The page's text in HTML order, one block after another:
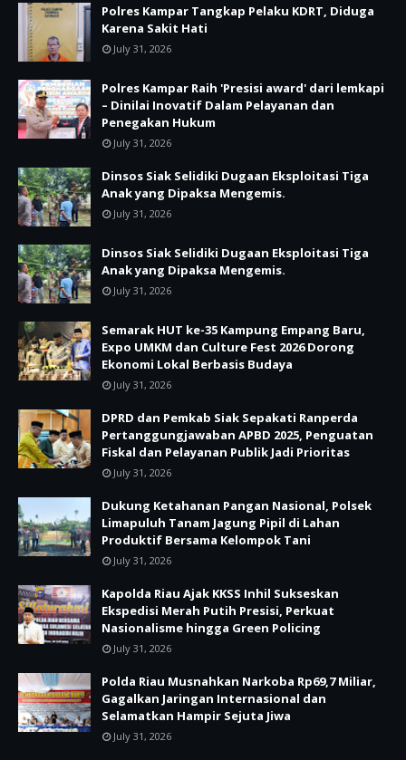
Polres Kampar Tangkap Pelaku KDRT, Diduga
Karena Sakit Hati
July 31, 2026
Polres Kampar Raih 'Presisi award' dari lemkapi
– Dinilai Inovatif Dalam Pelayanan dan
Penegakan Hukum
July 31, 2026
Dinsos Siak Selidiki Dugaan Eksploitasi Tiga
Anak yang Dipaksa Mengemis.
July 31, 2026
Dinsos Siak Selidiki Dugaan Eksploitasi Tiga
Anak yang Dipaksa Mengemis.
July 31, 2026
Semarak HUT ke-35 Kampung Empang Baru,
Expo UMKM dan Culture Fest 2026 Dorong
Ekonomi Lokal Berbasis Budaya
July 31, 2026
DPRD dan Pemkab Siak Sepakati Ranperda
Pertanggungjawaban APBD 2025, Penguatan
Fiskal dan Pelayanan Publik Jadi Prioritas
July 31, 2026
Dukung Ketahanan Pangan Nasional, Polsek
Limapuluh Tanam Jagung Pipil di Lahan
Produktif Bersama Kelompok Tani
July 31, 2026
Kapolda Riau Ajak KKSS Inhil Sukseskan
Ekspedisi Merah Putih Presisi, Perkuat
Nasionalisme hingga Green Policing
July 31, 2026
Polda Riau Musnahkan Narkoba Rp69,7 Miliar,
Gagalkan Jaringan Internasional dan
Selamatkan Hampir Sejuta Jiwa
July 31, 2026